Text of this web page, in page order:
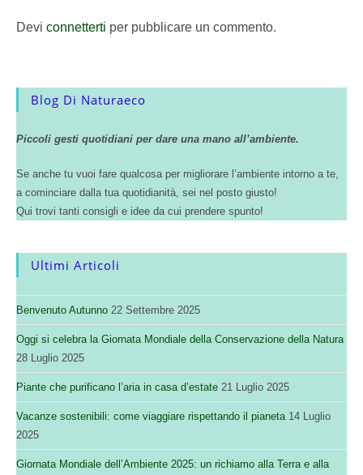
Devi connetterti per pubblicare un commento.
Blog Di Naturaeco
Piccoli gesti quotidiani per dare una mano all’ambiente.
Se anche tu vuoi fare qualcosa per migliorare l’ambiente intorno a te,
a cominciare dalla tua quotidianità, sei nel posto giusto!
Qui trovi tanti consigli e idee da cui prendere spunto!
Ultimi Articoli
Benvenuto Autunno 22 Settembre 2025
Oggi si celebra la Giornata Mondiale della Conservazione della Natura
28 Luglio 2025
Piante che purificano l’aria in casa d’estate 21 Luglio 2025
Vacanze sostenibili: come viaggiare rispettando il pianeta 14 Luglio
2025
Giornata Mondiale dell’Ambiente 2025: un richiamo alla Terra e alla